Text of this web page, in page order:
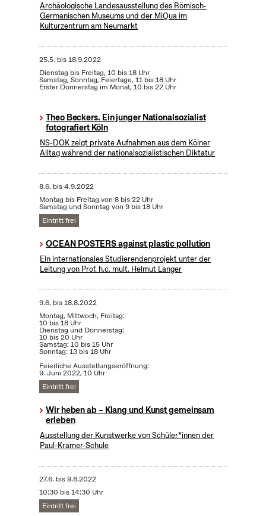
Archäologische Landesausstellung des Römisch-
Germanischen Museums und der MiQua im
Kulturzentrum am Neumarkt
25.5. bis18.9.2022
Dienstag bis Freitag, 10 bis 18 Uhr
Samstag, Sonntag, Feiertage, 11 bis 18 Uhr
Erster Donnerstag im Monat, 10 bis 22 Uhr
Theo Beckers. Ein junger Nationalsozialist
fotografiert Köln
NS-DOK zeigt private Aufnahmen aus dem Kölner
Alltag während der nationalsozialistischen Diktatur
8.6. bis4.9.2022
Montag bis Freitag von 8 bis 22 Uhr
Samstag und Sonntag von 9 bis 18 Uhr
Eintritt frei
OCEAN POSTERS against plastic pollution
Ein internationales Studierendenprojekt unter der
Leitung von Prof. h.c. mult. Helmut Langer
9.6. bis18.8.2022
Montag, Mittwoch, Freitag:
10 bis 18 Uhr
Dienstag und Donnerstag:
10 bis 20 Uhr
Samstag: 10 bis 15 Uhr
Sonntag: 13 bis 18 Uhr
Feierliche Ausstellungseröffnung:
9. Juni 2022, 10 Uhr
Eintritt frei
Wir heben ab – Klang und Kunst gemeinsam
erleben
Ausstellung der Kunstwerke von Schüler*innen der
Paul-Kramer-Schule
27.6. bis9.8.2022
10:30 bis 14:30 Uhr
Eintritt frei